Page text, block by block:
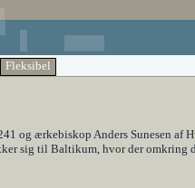
Fleksibel
og ærkebiskop Anders Sunesen af
sig til Baltikum, hvor der omkring